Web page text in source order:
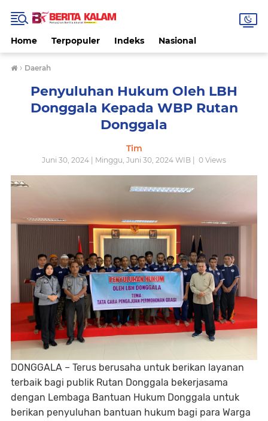
Home Terpopuler Indeks Nasional
› Daerah
Penyuluhan Hukum Oleh LBH
Donggala Kepada WBP Rutan
Donggala
Tim
Juni 30, 2024 | Minggu, Juni 30, 2024 WIB | 0 Views
DONGGALA – Terus berusaha untuk berikan layanan
terbaik bagi publik Rutan Donggala bekerjasama
dengan Lembaga Bantuan Hukum Donggala untuk
berikan penyuluhan bantuan hukum bagi para Warga